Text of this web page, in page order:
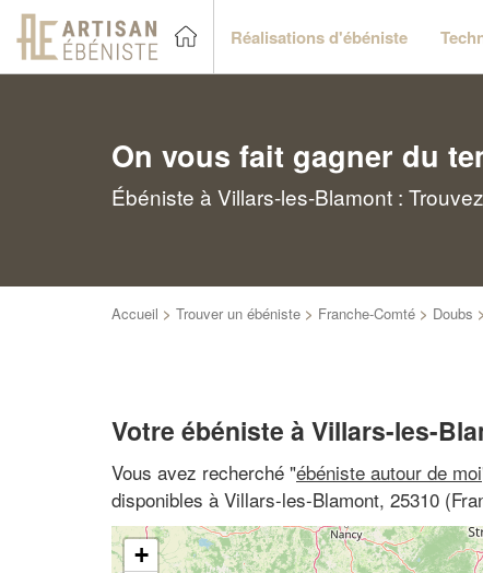
Réalisations d'ébéniste
On vous fait gagner du
Ébéniste à Villars-les-Blamont :
Accueil > Trouver un ébéniste > Franche-Comté > Doubs >
Votre ébéniste à Villars-les-
Vous avez recherché "ébéniste autour de moi
disponibles à Villars-les-Blamont, 25310
+